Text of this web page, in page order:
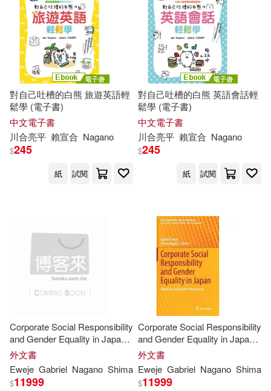
對自己吐槽的白熊 旅遊英語輕
鬆學 (電子書)
中文電子書
川合亮平 賴宣合 Nagano
$245
紙 試閱
對自己吐槽的白熊 英語會話輕
鬆學 (電子書)
中文電子書
川合亮平 賴宣合 Nagano
$245
紙 試閱
Corporate Social Responsibility
and Gender Equality in Japan:
Historical and Current
Perspectives
外文書
Eweje Gabriel Nagano Shima
$11999
Corporate Social Responsibility
and Gender Equality in Japan:
Historical and Current
Perspectives
外文書
Eweje Gabriel Nagano Shima
$11999